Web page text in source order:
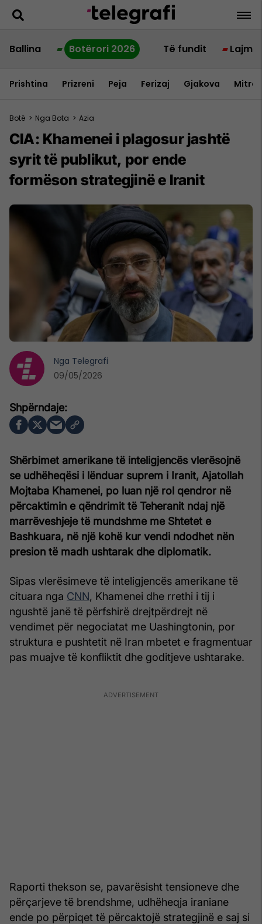
Ballina Botërori 2026 Të fundit Lajme
Prishtina Prizreni Peja Ferizaj Gjakova
Botë > Nga Bota > Azia
CIA: Khamenei i plagosur jashtë
syrit të publikut, por ende
formëson strategjinë e Iranit
Shërbimet amerikane të inteligjencës vlerësojnë
se udhëheqësi i lënduar suprem i Iranit, Ajatollah
Mojtaba Khamenei, po luan një rol qendror në
përcaktimin e qëndrimit të Teheranit ndaj një
marrëveshjeje të mundshme me Shtetet e
Bashkuara, në një kohë kur vendi ndodhet nën
presion të madh ushtarak dhe diplomatik.
Sipas vlerësimeve të inteligjencës amerikane të
cituara nga CNN, Khamenei dhe rrethi i tij i
ngushtë janë të përfshirë drejtpërdrejt në
vendimet për negociatat me Uashingtonin, por
struktura e pushtetit në Iran mbetet e fragmentuar
pas muajve të konfliktit dhe goditjeve ushtarake.
Raporti thekson se, pavarësisht tensioneve dhe
përçarjeve të brendshme, udhëheqja iraniane
ende po përpiqet të përcaktojë strategjinë e saj si
Nga Telegrafi
09/05/2026